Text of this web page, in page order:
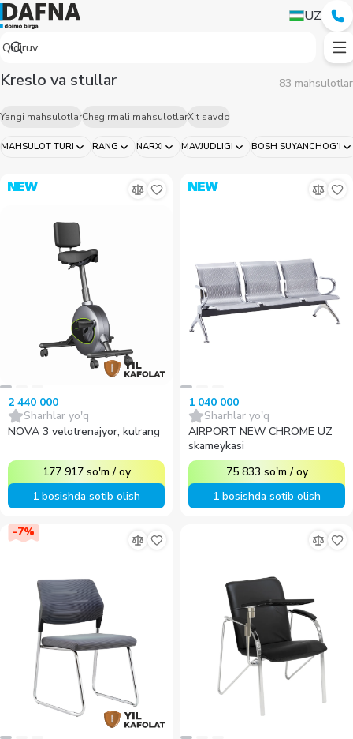
UZ
MAHSULOT TURI RANG NARXI MAVJUDLIGI BOSH SUYANCHOG’I
Kreslo va stullar 83 mahsulotlar
Yangi mahsulotlarChegirmali mahsulotlarXit savdo
2 440 000
Sharhlar yo'q
NOVA 3 velotrenajyor, kulrang
177 917 so'm /oy
1 bosishda sotib olish
1 040 000
Sharhlar yo'q
AIRPORT NEW CHROME UZ
skameykasi
75 833 so'm /oy
1 bosishda sotib olish
-7%
Кресла и стулья для спецобъектов — купить в Ташкенте | Dafna